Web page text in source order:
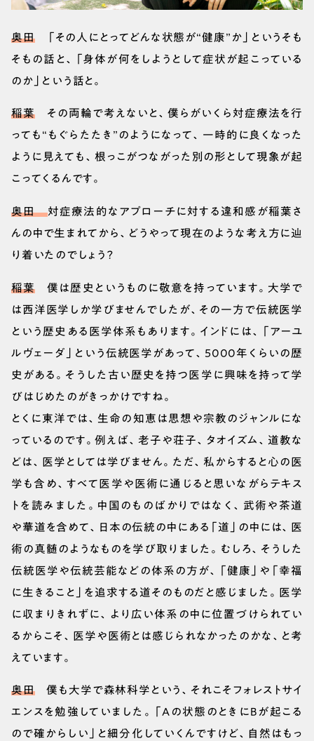
奥田「その人にとってどんな状態が“健康”か」というそも
そもの話と、「身体が何をしようとして症状が起こっている
のか」という話と。
稲葉 その両輪で考えないと、僕らがいくら対症療法を行
っても“もぐらたたき”のようになって、一時的に良くなった
ように見えても、根っこがつながった別の形として現象が起
こってくるんです。
奥田対症療法的なアプローチに対する違和感が稲葉さ
んの中で生まれてから、どうやって現在のような考え方に辿
り着いたのでしょう？
稲葉 僕は歴史というものに敬意を持っています。大学で
は西洋医学しか学びませんでしたが、その一方で伝統医学
という歴史ある医学体系もあります。インドには、「アーユ
ルヴェーダ」という伝統医学があって、5000年くらいの歴
史がある。そうした古い歴史を持つ医学に興味を持って学
びはじめたのがきっかけですね。
とくに東洋では、生命の知恵は思想や宗教のジャンルにな
っているのです。例えば、老子や荘子、タオイズム、道教な
どは、医学としては学びません。ただ、私からすると心の医
学も含め、すべて医学や医術に通じると思いながらテキス
トを読みました。中国のものばかりではなく、武術や茶道
や華道を含めて、日本の伝統の中にある「道」の中には、医
術の真髄のようなものを学び取りました。むしろ、そうした
伝統医学や伝統芸能などの体系の方が、「健康」や「幸福
に生きること」を追求する道そのものだと感じました。医学
に収まりきれずに、より広い体系の中に位置づけられてい
るからこそ、医学や医術とは感じられなかったのかな、と考
えています。
奥田僕も大学で森林科学という、それこそフォレストサイ
エンスを勉強していました。「Aの状態のときにBが起こる
ので確からしい」と細分化していくんですけど、自然はもっ